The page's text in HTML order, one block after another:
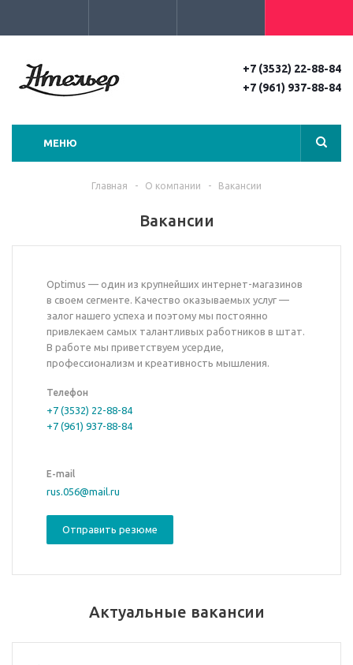
+7 (3532) 22-88-84
+7 (961) 937-88-84
МЕНЮ
Главная - О компании - Вакансии
Вакансии
Optimus — один из крупнейших интернет-магазинов
в своем сегменте. Качество оказываемых услуг —
залог нашего успеха и поэтому мы постоянно
привлекаем самых талантливых работников в штат.
В работе мы приветствуем усердие,
профессионализм и креативность мышления.
Телефон
+7 (3532) 22-88-84
+7 (961) 937-88-84
E-mail
rus.056@mail.ru
Отправить резюме
Актуальные вакансии